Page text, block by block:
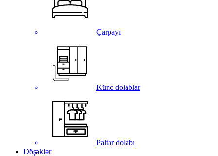
Çarpayı
Künc dolablar
Paltar dolabı
Döşəklər